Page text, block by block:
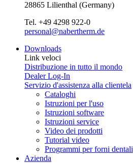
28865 Lilienthal (Germany)
Tel. +49 4298 922-0
personal@nabertherm.de
Downloads
Link veloci
Distribuzione in tutto il mondo
Dealer Log-In
Servizio d'assistenza alla clientela
Cataloghi
Istruzioni per l'uso
Istruzioni software
Istruzioni service
Video dei prodotti
Tutorial video
Programmi per forni dentali
Azienda